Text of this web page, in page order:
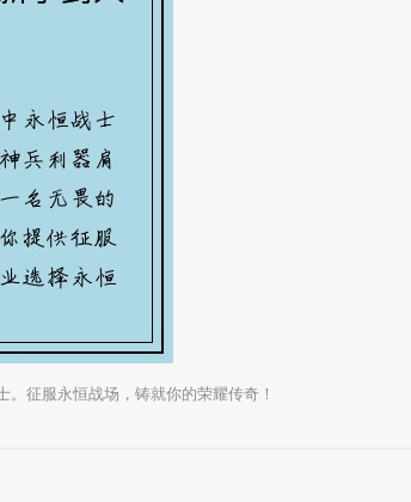
征服永恒战场，铸就你的荣耀传奇！